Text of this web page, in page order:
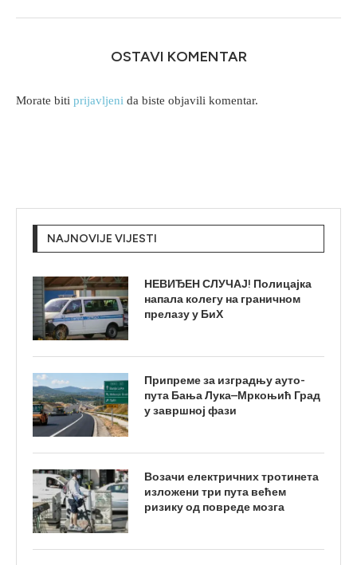
OSTAVI KOMENTAR
Morate biti prijavljeni da biste objavili komentar.
NAJNOVIJE VIJESTI
НЕВИЂЕН СЛУЧАЈ! Полицајка
напала колегу на граничном
прелазу у БиХ
Припреме за изградњу ауто-
пута Бања Лука–Мркоњић Град
у завршној фази
Возачи електричних тротинета
изложени три пута већем
ризику од повреде мозга